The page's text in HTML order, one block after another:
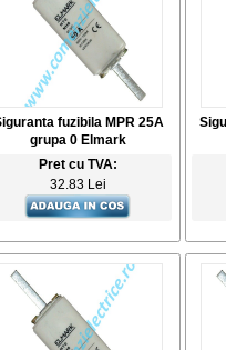
fuzibila MPR 25A
grupa 0 Elmark
Pret cu TVA:
32.83 Lei